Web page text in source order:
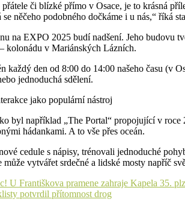
či blízké přímo v Osace, je to krásná
něčeho podobného dočkáme i u nás,“ říká
na EXPO 2025 budí nadšení. Jeho budovu
kolonádu v Mariánských Lázních.
každý den od 8:00 do 14:00 našeho času (v
jednoduchá sdělení.
jako populární nástroj
byl například „The Portal“ propojující v
hádankami. A to vše přes oceán.
cedule s nápisy, trénovali jednoduché
vytvářet srdečné a lidské mosty napříč
U Františkova pramene zahraje Kapela 35.
potvrdil přítomnost drog